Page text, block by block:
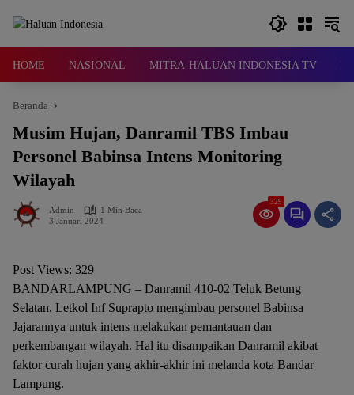
HOME NASIONAL MITRA-HALUAN INDONESIA TV
Beranda
Musim Hujan, Danramil TBS Imbau
Personel Babinsa Intens Monitoring
Wilayah
Admin
1 Min Baca
3 Januari 2024
329
Post Views: 329
BANDARLAMPUNG – Danramil 410-02 Teluk Betung
Selatan, Letkol Inf Suprapto mengimbau personel Babinsa
Jajarannya untuk intens melakukan pemantauan dan
perkembangan wilayah. Hal itu disampaikan Danramil akibat
faktor curah hujan yang akhir-akhir ini melanda kota Bandar
Lampung.